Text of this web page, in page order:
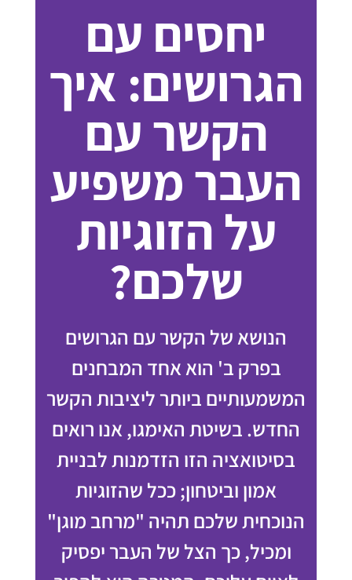
יחסים עם
הגרושים: איך
הקשר עם
העבר משפיע
על הזוגיות
שלכם?
הנושא של הקשר עם הגרושים
בפרק ב' הוא אחד המבחנים
המשמעותיים ביותר ליציבות הקשר
החדש. בשיטת האימגו, אנו רואים
בסיטואציה הזו הזדמנות לבניית
אמון וביטחון; ככל שהזוגיות
הנוכחית שלכם תהיה "מרחב מוגן"
ומכיל, כך הצל של העבר יפסיק